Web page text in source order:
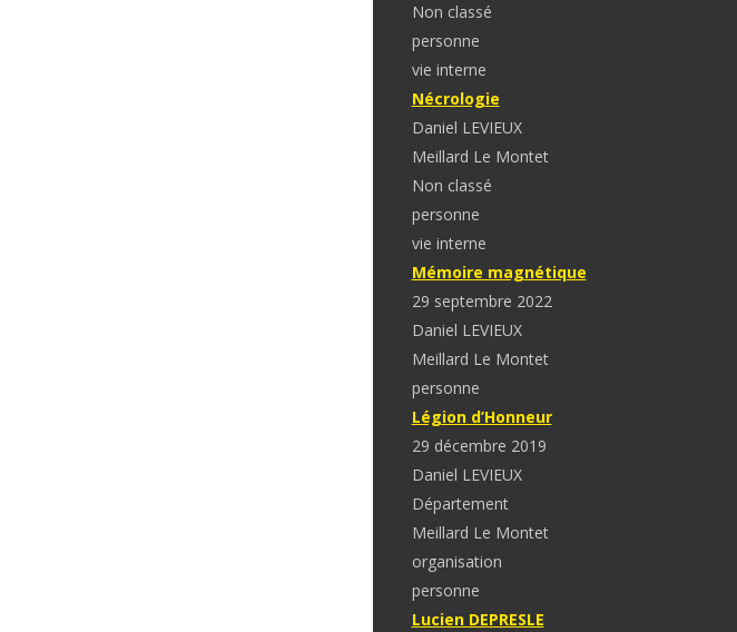
Non classé
personne
vie interne
Nécrologie
Daniel LEVIEUX
Meillard Le Montet
Non classé
personne
vie interne
Mémoire magnétique
29 septembre 2022
Daniel LEVIEUX
Meillard Le Montet
personne
Légion d’Honneur
29 décembre 2019
Daniel LEVIEUX
Département
Meillard Le Montet
organisation
personne
Lucien DEPRESLE